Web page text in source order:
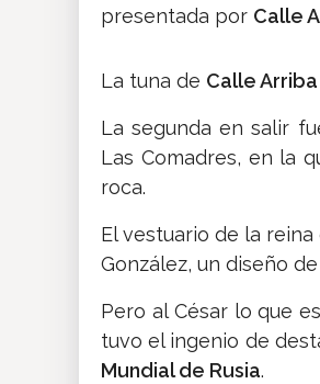
presentada por Calle
La tuna de Calle Arriba
La segunda en salir
Las Comadres, en la
roca.
El vestuario de la reina
González, un diseño
Pero al César lo que
tuvo el ingenio de
Mundial de Rusia.